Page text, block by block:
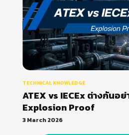
TECHNICAL KNOWLEDGE
ATEX vs IECEx ต่างกันอย่
Explosion Proof
3 March 2026